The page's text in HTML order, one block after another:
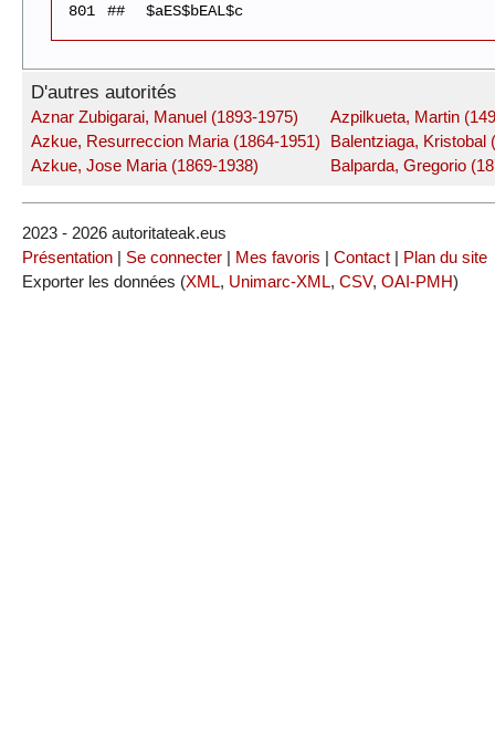
801
## $aES$bEAL$c
D'autres autorités
Aznar Zubigarai, Manuel (1893-1975)
Azkue, Resurreccion Maria (1864-1951)
Azkue, Jose Maria (1869-1938)
Azpilkueta, Martin
Balentziaga, Kristobal
Balparda, Gregorio
2023 - 2026 autoritateak.eus
Présentation | Se connecter | Mes favoris | Contact | Plan du site
Exporter les données (XML, Unimarc-XML, CSV, OAI-PMH)